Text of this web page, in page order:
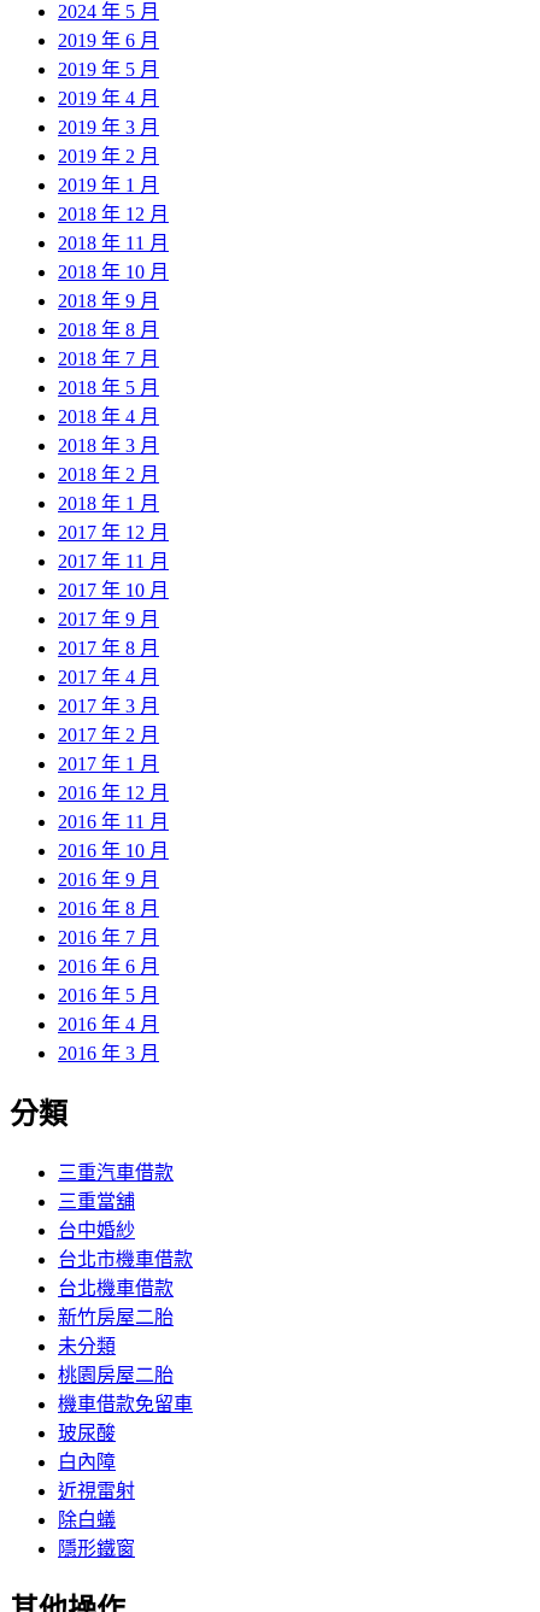
2024 年 5 月
2019 年 6 月
2019 年 5 月
2019 年 4 月
2019 年 3 月
2019 年 2 月
2019 年 1 月
2018 年 12 月
2018 年 11 月
2018 年 10 月
2018 年 9 月
2018 年 8 月
2018 年 7 月
2018 年 5 月
2018 年 4 月
2018 年 3 月
2018 年 2 月
2018 年 1 月
2017 年 12 月
2017 年 11 月
2017 年 10 月
2017 年 9 月
2017 年 8 月
2017 年 4 月
2017 年 3 月
2017 年 2 月
2017 年 1 月
2016 年 12 月
2016 年 11 月
2016 年 10 月
2016 年 9 月
2016 年 8 月
2016 年 7 月
2016 年 6 月
2016 年 5 月
2016 年 4 月
2016 年 3 月
分類
三重汽車借款
三重當舖
台中婚紗
台北市機車借款
台北機車借款
新竹房屋二胎
未分類
桃園房屋二胎
機車借款免留車
玻尿酸
白內障
近視雷射
除白蟻
隱形鐵窗